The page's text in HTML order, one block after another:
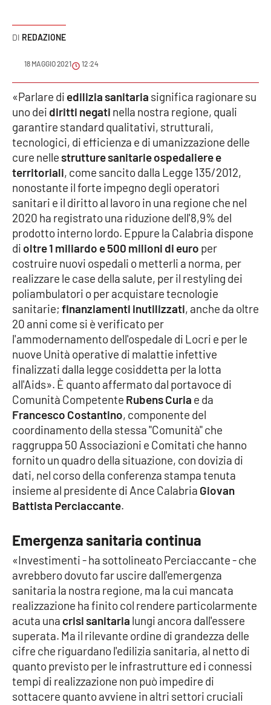
Meteo
VIDEO
Ambiente
Cronaca
Cultura
Economia e Lavoro
Politica
Sanità
Società
Sport
RUBRICHE
Good Morning Vietnam
Parchi Marini Calabria
Leggendo Alvaro insieme
Imprese Di Calabria
Le perfidie di Antonella Grippo
Venti di comunicazione
STREAMING
LaC TV
LaC Network
REDAZIONE
18 MAGGIO 2021 12:24
«Parlare di edilizia sanitaria significa ragionare su
uno dei diritti negati nella nostra regione, quali
garantire standard qualitativi, strutturali,
tecnologici, di efficienza e di umanizzazione delle
cure nellestrutture sanitarie ospedaliere e
territoriali, come sancito dalla Legge 135/2012,
nonostante il forte impegno degli operatori
sanitari e il diritto al lavoro in una regione che nel
2020 ha registrato una riduzione dell'8,9% del
prodotto interno lordo. Eppure la Calabria dispone
di oltre 1 miliardo e 500 milioni di euro per
costruire nuovi ospedali o metterli a norma, per
realizzare le case della salute, per il restyling dei
poliambulatori o per acquistare tecnologie
sanitarie; finanziamenti inutilizzati, anche da oltre
20 anni come si è verificato per
l'ammodernamento dell'ospedale di Locri e per le
nuove Unità operative di malattie infettive
finalizzati dalla legge cosiddetta per la lotta
all'Aids». È quanto affermato dal portavoce di
Comunità Competente Rubens Curia e da
Francesco Costantino, componente del
coordinamento della stessa "Comunità" che
raggruppa 50 Associazioni e Comitati che hanno
fornito un quadro della situazione, con dovizia di
dati, nel corso della conferenza stampa tenuta
insieme al presidente di Ance Calabria Giovan
Battista Perciaccante.
Emergenza sanitaria continua
«Investimenti - ha sottolineato Perciaccante - che
avrebbero dovuto far uscire dall'emergenza
sanitaria la nostra regione, ma la cui mancata
realizzazione ha finito col rendere particolarmente
acuta una crisi sanitaria lungi ancora dall'essere
superata. Ma il rilevante ordine di grandezza delle
cifre che riguardano l'edilizia sanitaria, al netto di
quanto previsto per le infrastrutture ed i connessi
tempi di realizzazione non può impedire di
sottacere quanto avviene in altri settori cruciali